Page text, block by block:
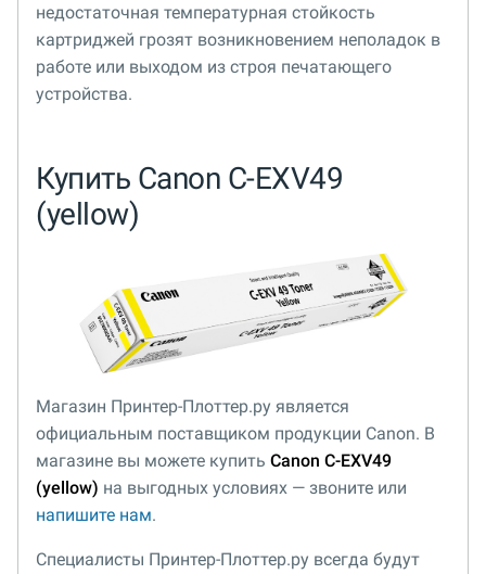
недостаточная температурная стойкость
картриджей грозят возникновением неполадок в
работе или выходом из строя печатающего
устройства.
Купить Canon C-EXV49
(yellow)
Магазин Принтер-Плоттер.ру является
официальным поставщиком продукции Canon. В
магазине вы можете купить Canon C-EXV49
(yellow) на выгодных условиях — звоните или
напишите нам.
Специалисты Принтер-Плоттер.ру всегда будут